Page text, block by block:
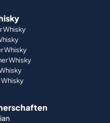
Whisky
Whisky
Whisky